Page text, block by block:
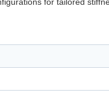
for tailored